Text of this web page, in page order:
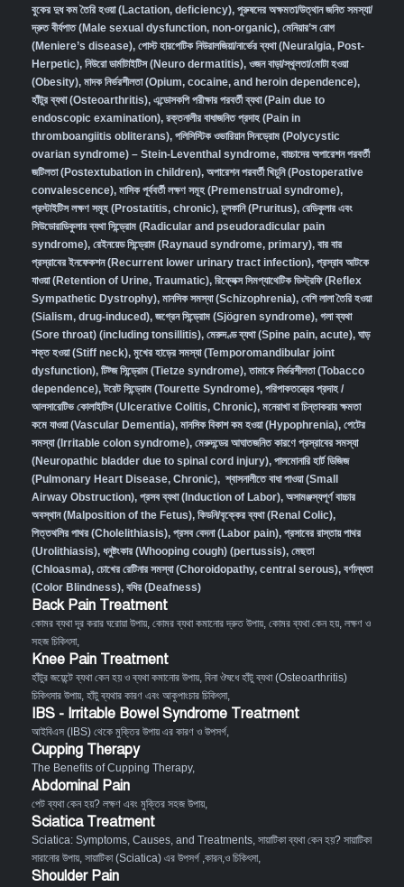
বুকের দুধ কম তৈরি হওয়া (Lactation, deficiency), পুরুষদের অক্ষমতা/উত্থান জনিত সমস্যা/
দ্রুত বীর্যপাত (Male sexual dysfunction, non-organic), মেনিয়ার’স রোগ
(Meniere’s disease), পোস্ট হারপেটিক নিউরালজিয়া/নার্ভের ব্যথা (Neuralgia, Post-
Herpetic), নিউরো ডার্মাটাইটিস (Neuro dermatitis), ওজন বাড়া/স্থূলতা/মোটা হওয়া
(Obesity), মাদক নির্ভরশীলতা (Opium, cocaine, and heroin dependence),
হাঁটুর ব্যথা (Osteoarthritis), এন্ডোসকপি পরীক্ষার পরবর্তী ব্যথা (Pain due to
endoscopic examination), রক্তনালীর বাধাজনিত প্রদাহ (Pain in
thromboangiitis obliterans), পলিসিস্টিক ওভারিয়ান সিনড্রোম (Polycystic
ovarian syndrome) – Stein-Leventhal syndrome, বাচ্চাদের অপারেশন পরবর্তী
জটিলতা (Postextubation in children), অপারেশন পরবর্তী খিচুনি (Postoperative
convalescence), মাসিক পূর্ববর্তী লক্ষণ সমূহ (Premenstrual syndrome),
প্রস্টাইটিস লক্ষণ সমূহ (Prostatitis, chronic), চুলকানি (Pruritus), রেডিকুলার এবং
সিউডোরাডিকুলার ব্যথা সিন্ড্রোম (Radicular and pseudoradicular pain
syndrome), রেইনয়েড সিন্ড্রোম (Raynaud syndrome, primary), বার বার
প্রস্রাবের ইনফেকশন (Recurrent lower urinary tract infection), প্রস্রাব আটকে
যাওয়া (Retention of Urine, Traumatic), রিফ্লেক্স সিমপ্যাথেটিক ডিস্ট্রফি (Reflex
Sympathetic Dystrophy), মানসিক সমস্যা (Schizophrenia), বেশি লালা তৈরি হওয়া
(Sialism, drug-induced), জগ্রেন সিন্ড্রোম (Sjögren syndrome), গলা ব্যথা
(Sore throat) (including tonsillitis), মেরুদণ্ড ব্যথা (Spine pain, acute), ঘাড়
শক্ত হওয়া (Stiff neck), মুখের হাড়ের সমস্যা (Temporomandibular joint
dysfunction), টিট্জ সিন্ড্রোম (Tietze syndrome),তামাকে নির্ভরশীলতা (Tobacco
dependence),টরেট সিন্ড্রোম (Tourette Syndrome), পরিপাকতন্ত্রের প্রদাহ /
আলসারেটিভ কোলাইটিস (Ulcerative Colitis, Chronic), মনেরাখা বা চিন্তাকরার ক্ষমতা
কমে যাওয়া (Vascular Dementia), মানসিক বিকাশ কম হওয়া (Hypophrenia), পেটের
সমস্যা (Irritable colon syndrome), মেরুদন্ডের আঘাতজনিত কারণে প্রস্রাবের সমস্যা
(Neuropathic bladder due to spinal cord injury), পালমোনারি হার্ট ডিজিজ
(Pulmonary Heart Disease, Chronic),শ্বাসনালীতে বাধা পাওয়া (Small
Airway Obstruction), প্রসব ব্যথা (Induction of Labor), অসামঞ্জস্যপূর্ণ বাচ্চার
অবস্থান (Malposition of the Fetus), কিডনি/বৃক্কের ব্যথা (Renal Colic),
পিত্তথলির পাথর (Cholelithiasis), প্রসব বেদনা (Labor pain), প্রসাবের রাস্তায় পাথর
(Urolithiasis), ধনুষ্টংকার (Whooping cough) (pertussis), মেছতা
(Chloasma), চোখের রেটিনার সমস্যা (Choroidopathy, central serous), বর্ণান্ধতা
(Color Blindness), বধির (Deafness)
Back Pain Treatment
কোমর ব্যথা দূর করার ঘরোয়া উপায়, কোমর ব্যথা কমানোর দ্রুত উপায়, কোমর ব্যথা কেন হয়, লক্ষণ ও
সহজ চিকিৎসা,
Knee Pain Treatment
হাঁটুর জয়েন্টে ব্যথা কেন হয় ও ব্যথা কমানোর উপায়, বিনা ঔষধে হাঁটু ব্যথা (Osteoarthritis)
চিকিৎসার উপায়, হাঁটু ব্যথার কারণ এবং আকুপাংচার চিকিৎসা,
IBS - Irritable Bowel Syndrome Treatment
আইবিএস (IBS) থেকে মুক্তির উপায় এর কারণ ও উপসর্গ,
Cupping Therapy
The Benefits of Cupping Therapy,
Abdominal Pain
পেট ব্যথা কেন হয়? লক্ষণ এবং মুক্তির সহজ উপায়,
Sciatica Treatment
Sciatica: Symptoms, Causes, and Treatments, সায়াটিকা ব্যথা কেন হয়? সায়াটিকা
সারানোর উপায়, সায়াটিকা (Sciatica) এর উপসর্গ ,কারন,ও চিকিৎসা,
Shoulder Pain